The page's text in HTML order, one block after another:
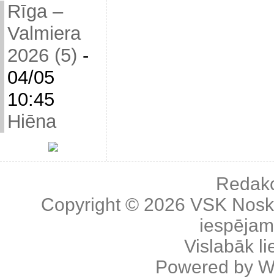
Rīga –
Valmiera
2026 (5) -
04/05
10:45
Hiēna
Copyright © 2026 VSK
Vislabāk
Powered by